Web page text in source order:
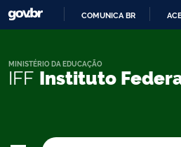
COMUNICA BR
IFF Instituto
MINISTÉRIO DA EDUCAÇÃO